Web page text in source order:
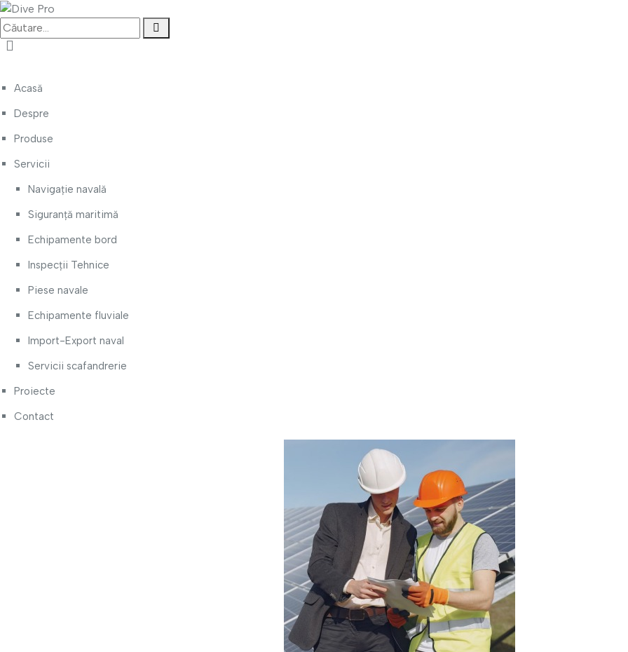
Acasă
Despre
Produse
Servicii
Navigație navală
Siguranță maritimă
Echipamente bord
Inspecții Tehnice
Piese navale
Echipamente fluviale
Import-Export naval
Servicii scafandrerie
Proiecte
Contact